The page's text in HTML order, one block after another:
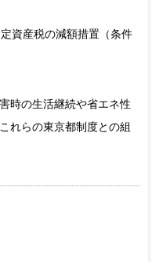
定資産税の減額措置（条件
時の生活継続や省エネ性
れらの東京都制度との組